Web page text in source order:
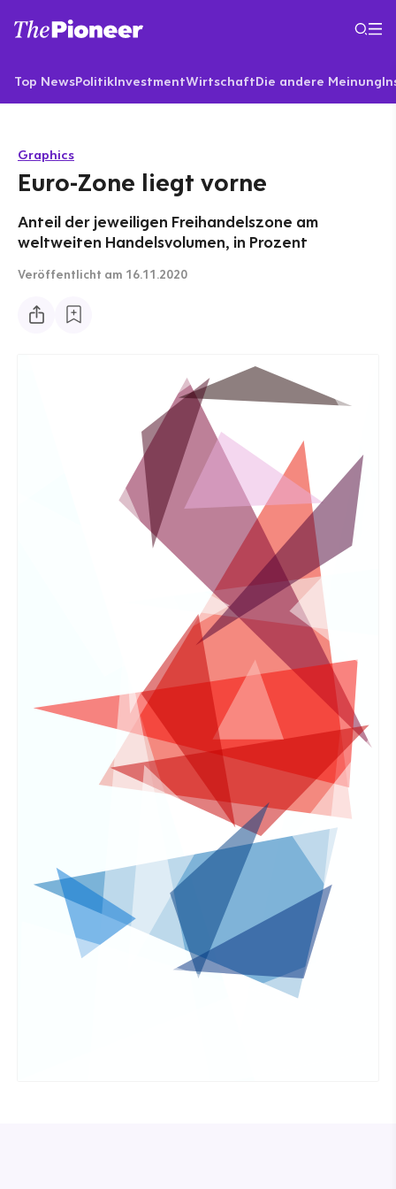
Top NewsPolitikInvestmentWirtschaftDie andere Meinung
Graphics
Euro-Zone liegt vorne
Anteil der jeweiligen Freihandelszone am
weltweiten Handelsvolumen, in Prozent
Veröffentlicht am 16.11.2020